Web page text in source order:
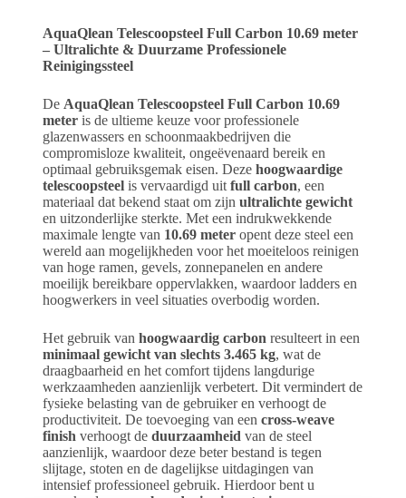
AquaQlean Telescoopsteel Full Carbon 10.69 meter
– Ultralichte & Duurzame Professionele
Reinigingssteel
De AquaQlean Telescoopsteel Full Carbon 10.69
meteris de ultieme keuze voor professionele
glazenwassers en schoonmaakbedrijven die
compromisloze kwaliteit, ongeëvenaard bereik en
optimaal gebruiksgemak eisen. Deze hoogwaardige
telescoopsteelis vervaardigd uit full carbon, een
materiaal dat bekend staat om zijn ultralichte gewicht
en uitzonderlijke sterkte. Met een indrukwekkende
maximale lengte van 10.69 meteropent deze steel een
wereld aan mogelijkheden voor het moeiteloos reinigen
van hoge ramen, gevels, zonnepanelen en andere
moeilijk bereikbare oppervlakken, waardoor ladders en
hoogwerkers in veel situaties overbodig worden.
Het gebruik van hoogwaardig carbon resulteert in een
minimaal gewicht van slechts 3.465 kg, wat de
draagbaarheid en het comfort tijdens langdurige
werkzaamheden aanzienlijk verbetert. Dit vermindert de
fysieke belasting van de gebruiker en verhoogt de
productiviteit. De toevoeging van een cross-weave
finish verhoogt de duurzaamheid van de steel
aanzienlijk, waardoor deze beter bestand is tegen
slijtage, stoten en de dagelijkse uitdagingen van
intensief professioneel gebruik. Hierdoor bent u